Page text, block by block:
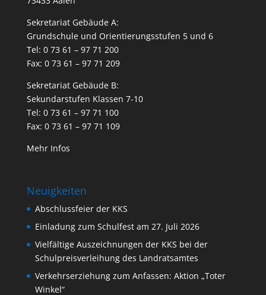
Sekretariat Gebäude A:
Grundschule und Orientierungsstufen 5 und 6
Tel: 0 73 61 – 97 71 200
Fax: 0 73 61 – 97 71 209
Sekretariat Gebäude B:
Sekundarstufen Klassen 7-10
Tel: 0 73 61 – 97 71 100
Fax: 0 73 61 – 97 71 109
Mehr Infos
Neuigkeiten
Abschlussfeier der KKS
Einladung zum Schulfest am 27. Juli 2026
Vielfältige Auszeichnungen der KKS bei der
Schulpreisverleihung des Landratsamtes
Verkehrserziehung zum Anfassen: Aktion „Toter
Winkel“